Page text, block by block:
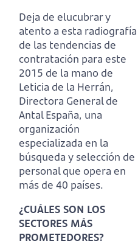
Deja de elucubrar y
atento a esta radiografía
de las tendencias de
contratación para este
2015 de la mano de
Leticia de la Herrán,
Directora General de
Antal España, una
organización
especializada en la
búsqueda y selección de
personal que opera en
más de 40 países.
¿CUÁLES SON LOS
SECTORES MÁS
PROMETEDORES?